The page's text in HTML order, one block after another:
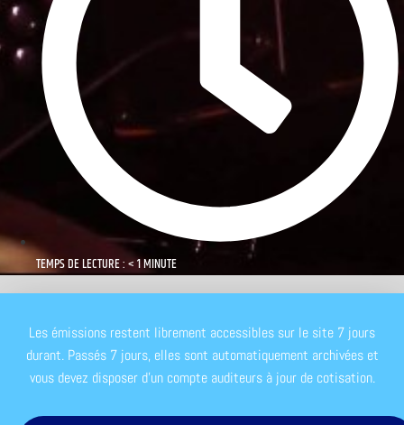
TEMPS DE LECTURE : < 1 MINUTE
Les émissions restent librement accessibles sur le site 7 jours
durant. Passés 7 jours, elles sont automatiquement archivées et
vous devez disposer d'un compte auditeurs à jour de cotisation.